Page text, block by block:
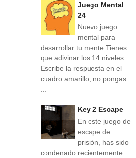
Juego Mental
24
Nuevo juego
mental para
desarrollar tu mente Tienes
que adivinar los 14 niveles .
Escribe la respuesta en el
cuadro amarillo, no pongas
...
Key 2 Escape
En este juego de
escape de
prisión, has sido
condenado recientemente